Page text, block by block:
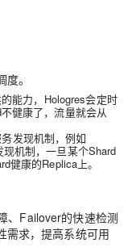
。
能力，Hologres会定时
健康了，流量就会从
发现机制，例如
机制，一旦某个Shard
健康的Replica上。
、Failover的快速检测
需求，提高系统可用